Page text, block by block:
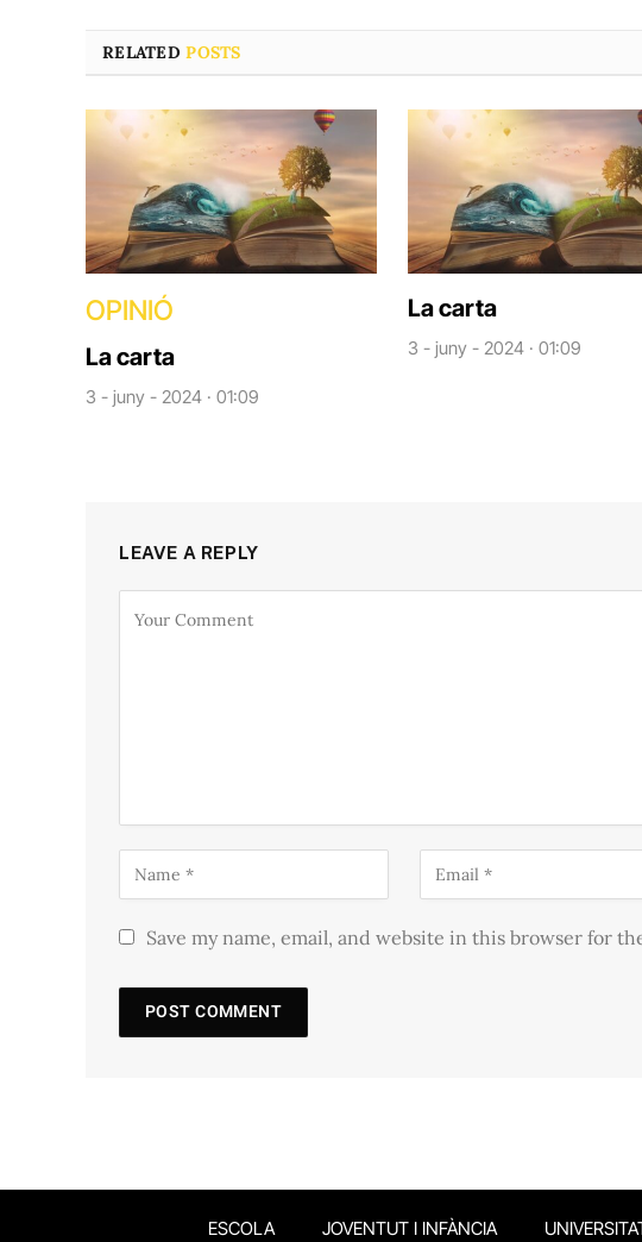
RELATEDPOSTS
OPINIÓ
La carta
3 - juny - 2024 · 01:09
La carta
3 - juny - 2024 · 01:09
LEAVE A REPLY
Save my name, email, and website in this browser for
ESCOLA JOVENTUT I INFÀNCIA